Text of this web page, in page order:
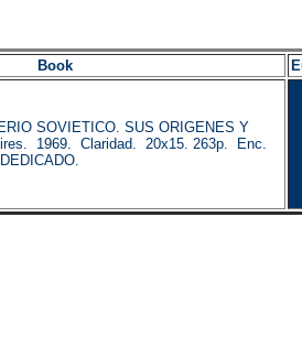
Book
SOVIETICO. SUS ORIGENES Y
1969. Claridad. 20x15. 263p. Enc.